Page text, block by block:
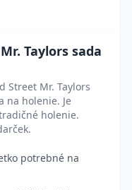
Taylors sada
Street Mr. Taylors
na holenie. Je
holenie.
potrebné na